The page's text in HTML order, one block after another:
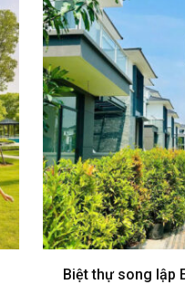
Biệt thự song lập